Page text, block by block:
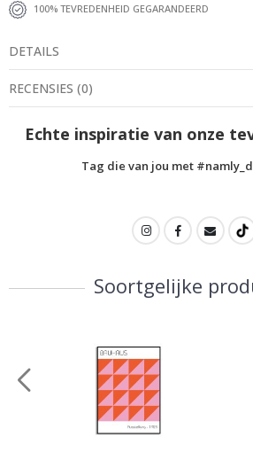
100% TEVREDENHEID GEGARANDEERD
DETAILS
RECENSIES (0)
Echte inspiratie van onze
Tag die van jou met
Soortgelijke